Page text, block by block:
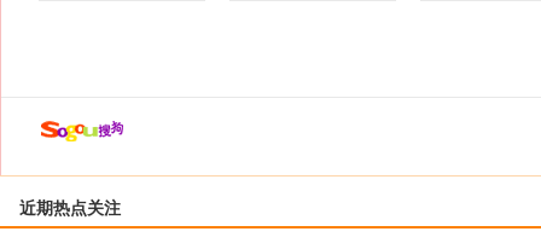
近期热点关注